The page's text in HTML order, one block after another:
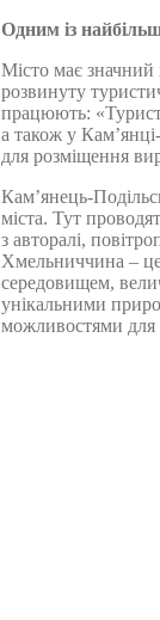
Одним із
Місто має значний
розвинуту
працюють:
а також у
для розміщення
Кам’янець-
міста. Тут
з авторалі,
Хмельниччина –
середовищем,
унікальними
можливостями для